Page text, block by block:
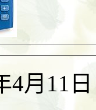
4月11日